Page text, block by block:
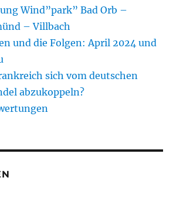
Wind”park” Bad Orb –
– Villbach
und die Folgen: April 2024 und
sich vom deutschen
abzukoppeln?